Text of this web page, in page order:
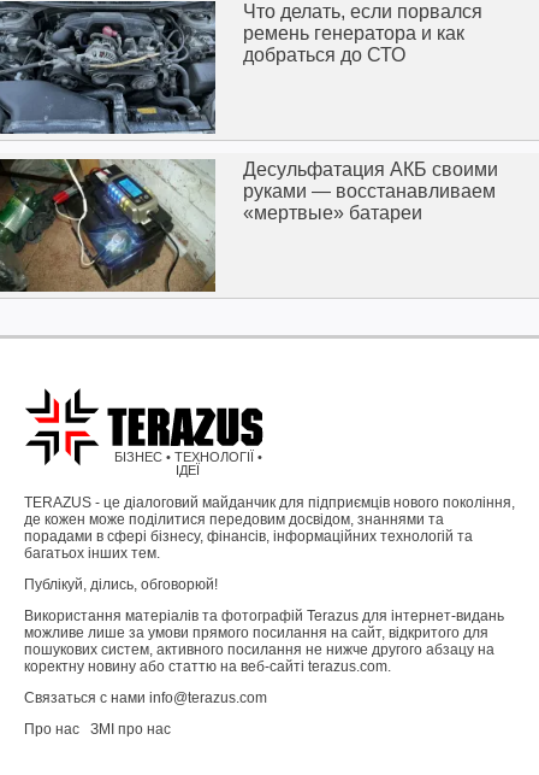
Что делать, если порвался
ремень генератора и как
добраться до СТО
Десульфатация АКБ своими
руками — восстанавливаем
«мертвые» батареи
БІЗНЕС • ТЕХНОЛОГІЇ •
ІДЕЇ
TERAZUS - це діалоговий майданчик для підприємців нового покоління,
де кожен може поділитися передовим досвідом, знаннями та
порадами в сфері бізнесу, фінансів, інформаційних технологій та
багатьох інших тем.
Публікуй, ділись, обговорюй!
Використання матеріалів та фотографій Terazus для інтернет-видань
можливе лише за умови прямого посилання на сайт, відкритого для
пошукових систем, активного посилання не нижче другого абзацу на
коректну новину або статтю на веб-сайті terazus.com.
Связаться с нами info@terazus.com
Про нас
ЗМІ про нас